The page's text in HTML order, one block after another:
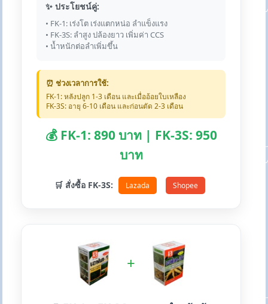
✨ ประโยชน์คู่:
• FK-1: เร่งโต เร่งแตกหน่อ ลำแข็งแรง
• FK-3S: ลำสูง ปล้องยาว เพิ่มค่า CCS
• น้ำหนักต่อลำเพิ่มขึ้น
⏰ ช่วงเวลาการใช้:
FK-1: หลังปลูก 1-3 เดือน และเมื่ออ้อยใบเหลือง
FK-3S: อายุ 6-10 เดือน และก่อนตัด 2-3 เดือน
💰 FK-1: 890 บาท | FK-3S: 950
บาท
🛒 สั่งซื้อ FK-3S: Lazada Shopee
+